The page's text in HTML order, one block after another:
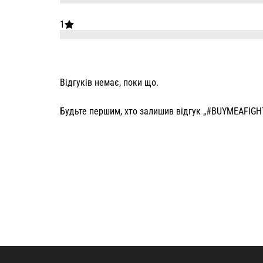
1
Відгуків немає, поки що.
Будьте першим, хто залишив відгук